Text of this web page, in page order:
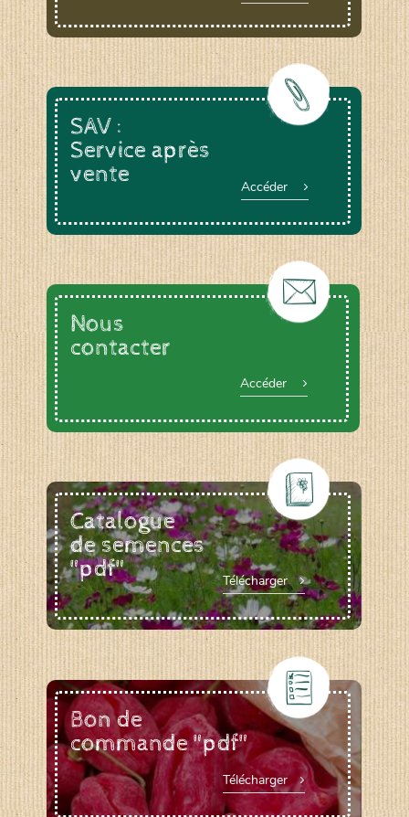
SAV :
Service après
vente
Accéder
Nous
contacter
Accéder
Catalogue
de semences
"pdf"
Télécharger
Bon de
commande "pdf"
Télécharger